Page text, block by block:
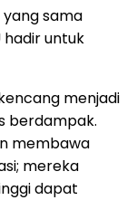
yang sama
hadir untuk
menjadi
berdampak.
membawa
mereka
dapat